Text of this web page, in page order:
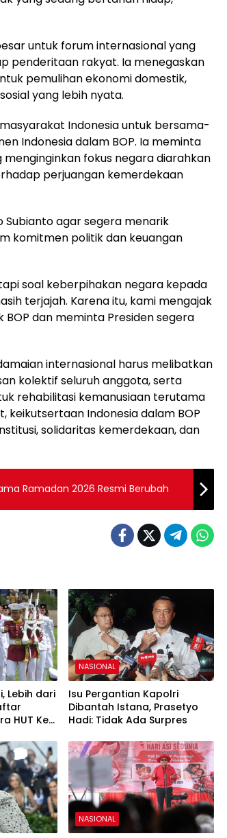
untuk forum internasional yang
penderitaan rakyat. Ia menegaskan
pemulihan ekonomi domestik,
yang lebih nyata.
Indonesia untuk bersama-
Indonesia dalam BOP. Ia meminta
fokus negara diarahkan
perjuangan kemerdekaan
Subianto agar segera menarik
komitmen politik dan keuangan
soal keberpihakan negara kepada
terjajah. Karena itu, kami mengajak
dan meminta Presiden segera
internasional harus melibatkan
kolektif seluruh anggota, serta
rehabilitasi kemanusiaan terutama
keikutsertaan Indonesia dalam BOP
solidaritas kemerdekaan, dan
Ramadan 2026 Resmi Berubah
Lebih dari
HUT Ke-
NASIONAL
Isu Pergantian Kapolri
Dibantah Istana, Prasetyo
Hadi: Tidak Ada Surpres
NASIONAL